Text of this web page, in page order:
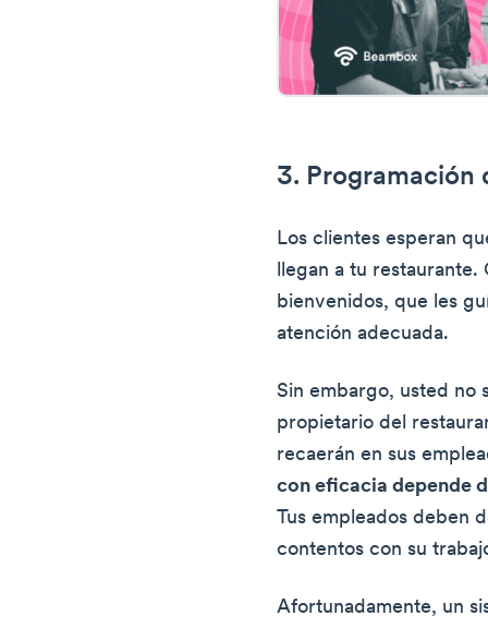
3. Programación
Los clientes esperan
llegan a tu restaurante.
bienvenidos, que les
atención adecuada.
Sin embargo, usted no
propietario del
recaerán en sus
con eficacia depende
Tus empleados deben
contentos con su
Afortunadamente, un